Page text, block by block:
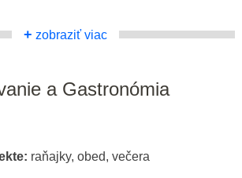
+ zobraziť viac
a Gastronómia
raňajky, obed, večera